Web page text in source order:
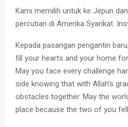
Kami memilih untuk ke Jepun
percutian di Amerika Syarikat.
Kepada pasangan pengantin
fill your hearts and your home
May you face every challenge
side knowing that with Allah’s
obstacles together. May the
place because the two of you fell